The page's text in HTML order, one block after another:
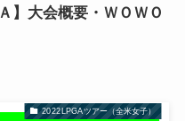
】大会概要・ＷＯＷＯ
2022LPGAツアー（全米女子）